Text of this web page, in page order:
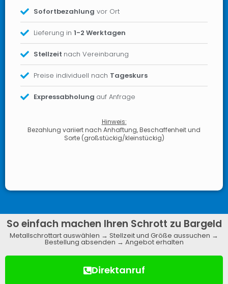
Sofortbezahlung vor Ort
Lieferung in1-2 Werktagen
Stellzeit nach Vereinbarung
Preise individuell nach Tageskurs
Expressabholung auf Anfrage
Hinweis:
Bezahlung variiert nach Anhaftung, Beschaffenheit und
Sorte (großstückig/kleinstückig)
So einfach machen Ihren Schrott zu Bargeld
Metallschrottart auswählen → Stellzeit und Größe aussuchen →
Bestellung absenden → Angebot erhalten
Direktanruf